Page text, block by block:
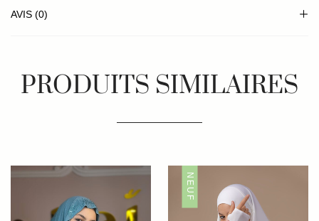
AVIS (0)
PRODUITS SIMILAIRES
NEUF